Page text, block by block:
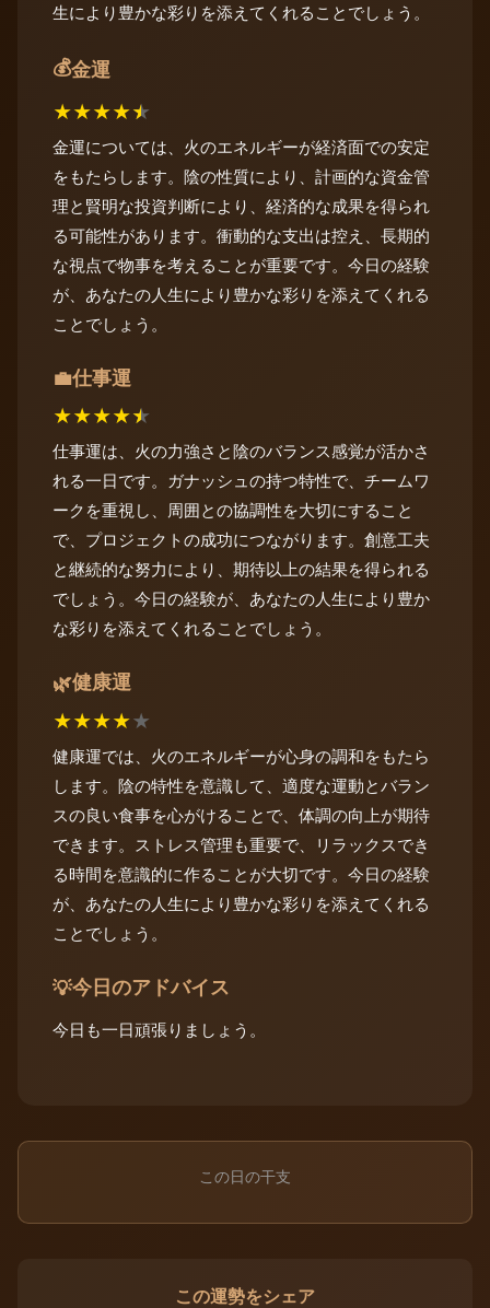
生により豊かな彩りを添えてくれることでしょう。
💰金運
★★★★★
金運については、火のエネルギーが経済面での安定
をもたらします。陰の性質により、計画的な資金管
理と賢明な投資判断により、経済的な成果を得られ
る可能性があります。衝動的な支出は控え、長期的
な視点で物事を考えることが重要です。今日の経験
が、あなたの人生により豊かな彩りを添えてくれる
ことでしょう。
💼仕事運
★★★★★
仕事運は、火の力強さと陰のバランス感覚が活かさ
れる一日です。ガナッシュの持つ特性で、チームワ
ークを重視し、周囲との協調性を大切にすること
で、プロジェクトの成功につながります。創意工夫
と継続的な努力により、期待以上の結果を得られる
でしょう。今日の経験が、あなたの人生により豊か
な彩りを添えてくれることでしょう。
🌿健康運
★★★★★
健康運では、火のエネルギーが心身の調和をもたら
します。陰の特性を意識して、適度な運動とバラン
スの良い食事を心がけることで、体調の向上が期待
できます。ストレス管理も重要で、リラックスでき
る時間を意識的に作ることが大切です。今日の経験
が、あなたの人生により豊かな彩りを添えてくれる
ことでしょう。
💡今日のアドバイス
今日も一日頑張りましょう。
この日の干支
この運勢をシェア